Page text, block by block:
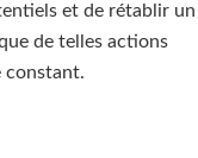
et de rétablir un
de telles actions
constant.